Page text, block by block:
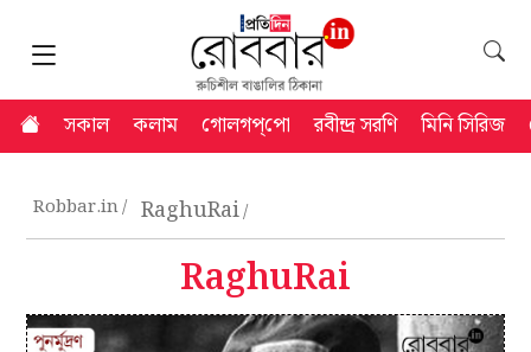
সকাল কলাম গোলগপ্‌পো রবীন্দ্র সরণি মিনি সিরিজ
Robbar.in RaghuRai
RaghuRai